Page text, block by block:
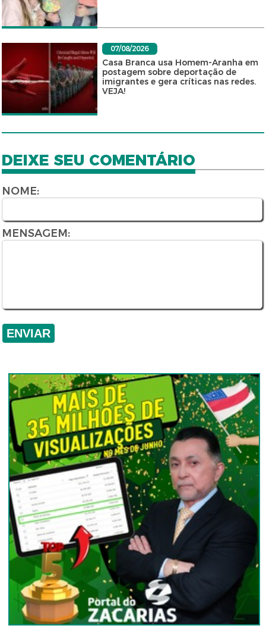
07/08/2026
Casa Branca usa Homem-Aranha em
postagem sobre deportação de
imigrantes e gera críticas nas redes.
VEJA!
DEIXE SEU COMENTÁRIO
NOME:
MENSAGEM: